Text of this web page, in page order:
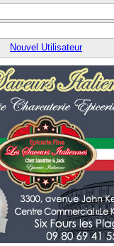
Nouvel Utilisateur